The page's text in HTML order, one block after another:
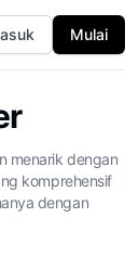
Mulai
menarik dengan
komprehensif
dengan